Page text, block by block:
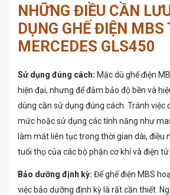
NHỮNG ĐIỀU CẦN
DỤNG GHẾ ĐIỆN MBS
MERCEDES GLS450
Sử dụng đúng cách: Mặc dù ghế điện
hiện đại, nhưng để đảm bảo độ bền và
dùng cần sử dụng đúng cách. Tránh việc
mức hoặc sử dụng các tính năng như
làm mát liên tục trong thời gian dài, điều
tuổi thọ của các bộ phận cơ khí và điện tử.
Bảo dưỡng định kỳ: Để ghế điện MBS
việc bảo dưỡng định kỳ là rất cần thiết.